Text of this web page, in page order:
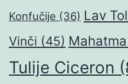
Konfučije (36) Lav
Vinči (45)
Tulije Ciceron